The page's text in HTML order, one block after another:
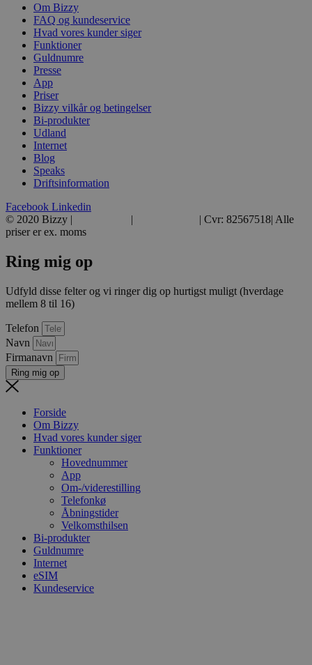
Om Bizzy
FAQ og kundeservice
Hvad vores kunder siger
Funktioner
Guldnumre
Presse
App
Priser
Bizzy vilkår og betingelser
Bi-produkter
Udland
Internet
Blog
Speaks
Driftsinformation
Facebook Linkedin
© 2020 Bizzy |
|
| Cvr: 82567518| Alle
priser er ex. moms
Ring mig op
Udfyld disse felter og vi ringer dig op hurtigst muligt (hverdage
mellem 8 til 16)
Telefon
Navn
Firmanavn
Ring mig op
Forside
Om Bizzy
Hvad vores kunder siger
Funktioner
Hovednummer
App
Om-/viderestilling
Telefonkø
Åbningstider
Velkomsthilsen
Bi-produkter
Guldnumre
Internet
eSIM
Kundeservice